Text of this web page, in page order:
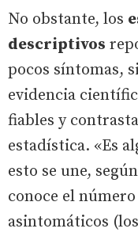
No obstante, los
descriptivos
pocos síntomas,
evidencia
fiables y
estadística. «Es
esto se une,
conoce el
asintomáticos